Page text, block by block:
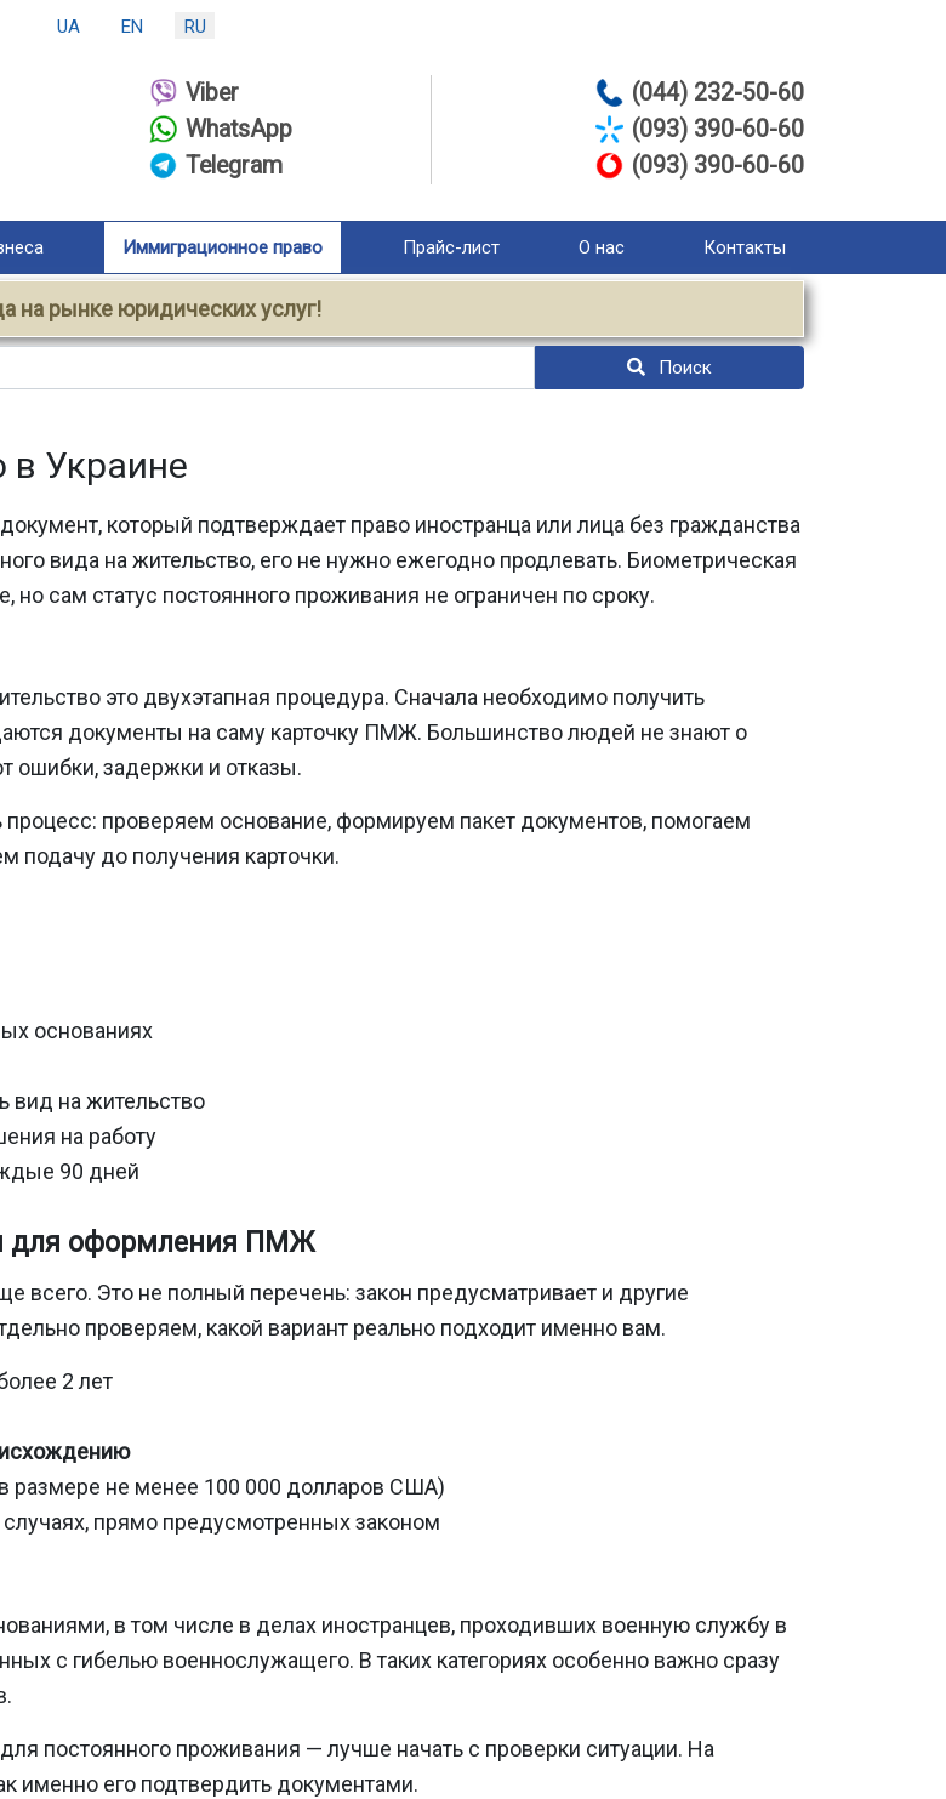
UA EN RU
Viber
WhatsApp
Telegram
(044) 232-50-60
(093) 390-60-60
(093) 390-60-60
Иммиграционное право Прайс-лист О нас Контакты
на рынке юридических услуг!
Поиск
в Украине
который подтверждает право иностранца или лица без гражданства
вида на жительство, его не нужно ежегодно продлевать. Биометрическая
но сам статус постоянного проживания не ограничен по сроку.
это двухэтапная процедура. Сначала необходимо получить
документы на саму карточку ПМЖ. Большинство людей не знают о
ошибки, задержки и отказы.
проверяем основание, формируем пакет документов, помогаем
подачу до получения карточки.
основаниях
вид на жительство
на работу
90 дней
для оформления ПМЖ
Это не полный перечень: закон предусматривает и другие
проверяем, какой вариант реально подходит именно вам.
2 лет
размере не менее 100 000 долларов США)
прямо предусмотренных законом
в том числе в делах иностранцев, проходивших военную службу в
с гибелью военнослужащего. В таких категориях особенно важно сразу
постоянного проживания — лучше начать с проверки ситуации. На
именно его подтвердить документами.